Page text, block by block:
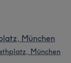
München
München